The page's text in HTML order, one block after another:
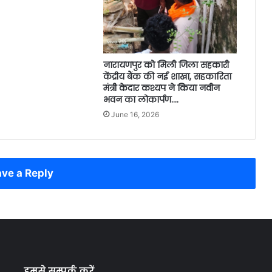
नारायणपुर को मिली जिला सहकारी
केंद्रीय बैंक की नई शाखा, सहकारिता
मंत्री केदार कश्यप ने किया नवीन
भवन का लोकार्पण….
June 16, 2026
a Reply